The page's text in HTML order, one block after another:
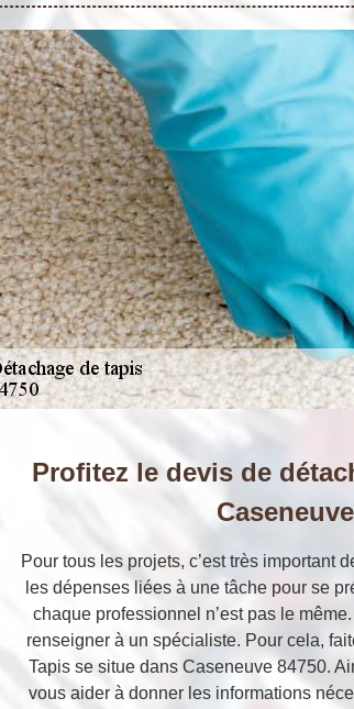
Profitez le devis de
Caseneuve
Pour tous les projets, c’est très important
les dépenses liées à une tâche pour se
chaque professionnel n’est pas le
renseigner à un spécialiste. Pour cela,
Tapis se situe dans Caseneuve 84750.
vous aider à donner les informations